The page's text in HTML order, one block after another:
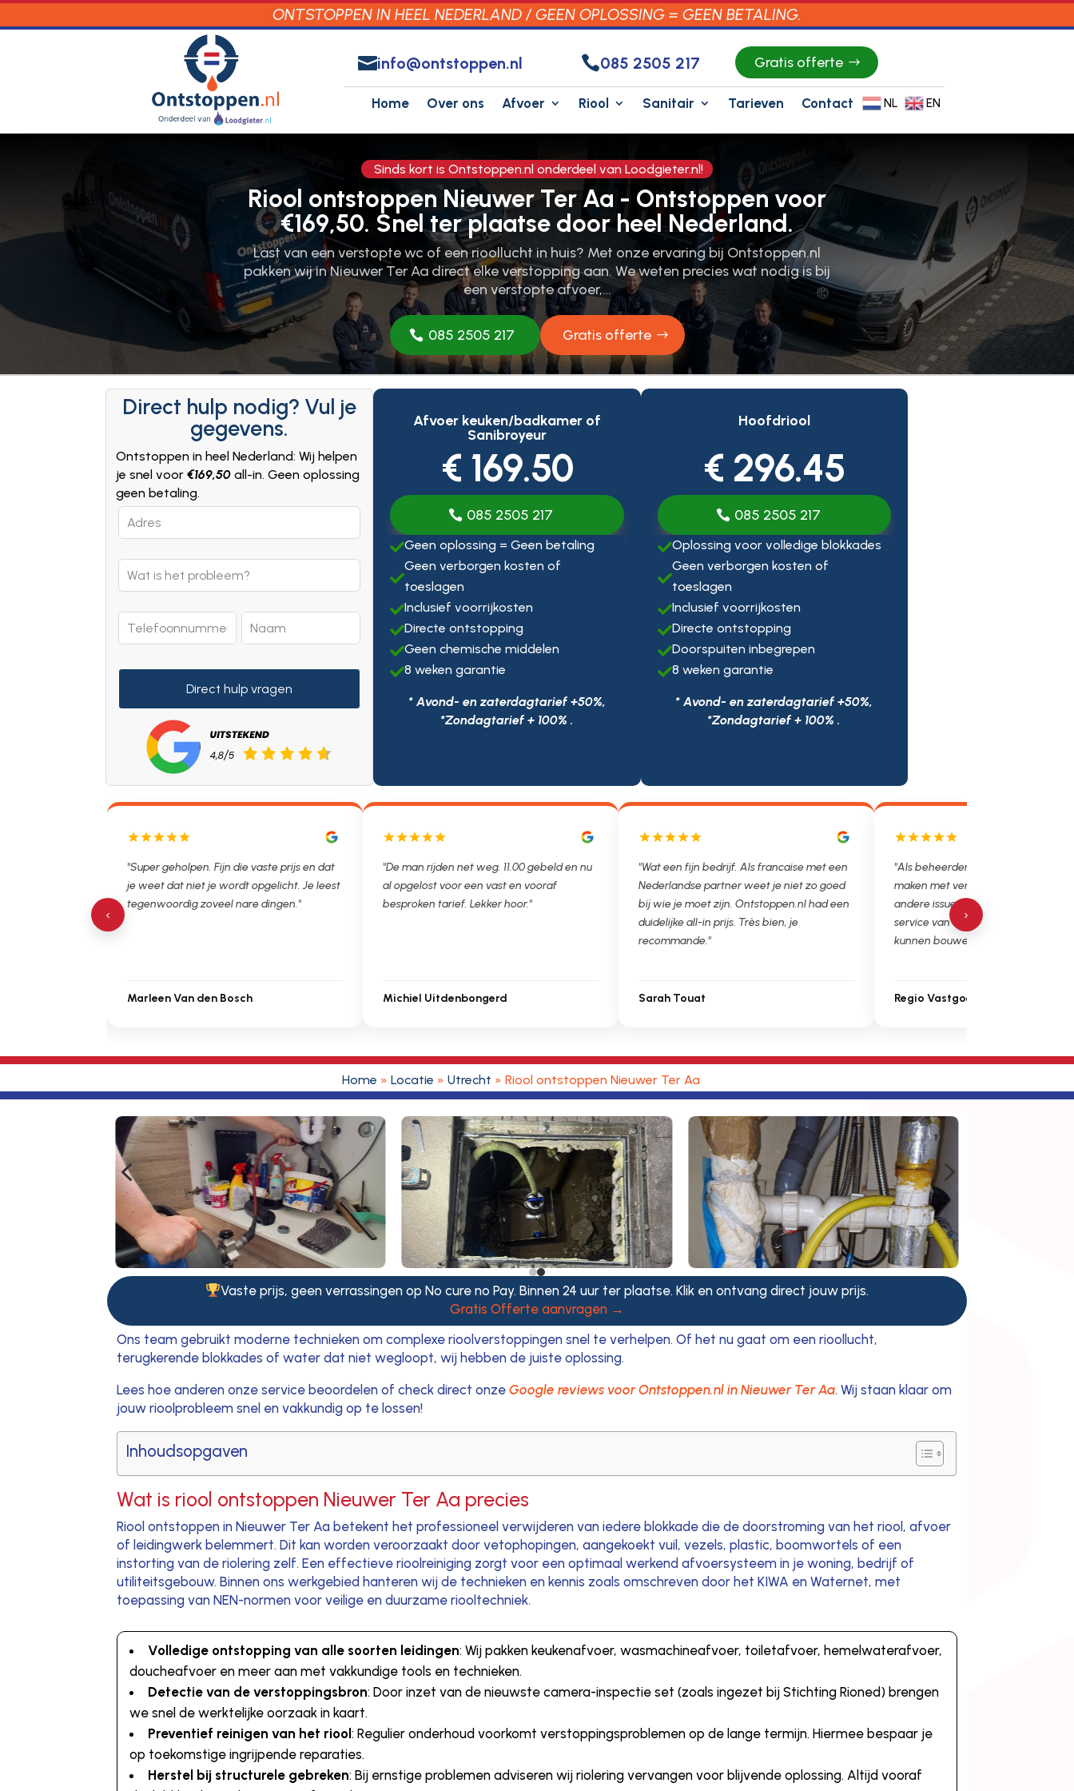
ONTSTOPPEN IN HEEL NEDERLAND / GEEN OPLOSSING = GEEN BETALING.
info@ontstoppen.nl 085 2505 217 Gratis offerte
Home Over ons Afvoer Riool Sanitair Tarieven Contact NL EN
Sinds kort is Ontstoppen.nl onderdeel van Loodgieter.nl!
Riool ontstoppen Nieuwer Ter Aa - Ontstoppen voor
€169,50. Snel ter plaatse door heel Nederland.
Last van een verstopte wc of een rioollucht in huis? Met onze ervaring bij Ontstoppen.​nl
pakken wij in Nieuwer Ter Aa direct elke verstopping aan.​ We weten precies wat nodig is bij
een verstopte afvoer,…
085 2505 217 Gratis offerte
Direct hulp nodig? Vul je
gegevens.
Ontstoppen in heel Nederland: Wij helpen
je snel voor €169,50 all-in. Geen oplossing
geen betaling.
Leave
this
blank
Direct hulp vragen
Afvoer keuken/badkamer of
Sanibroyeur
€ 169.50
085 2505 217
Geen oplossing = Geen betaling

Geen verborgen kosten of
toeslagen
Inclusief voorrijkosten
Directe ontstopping
Geen chemische middelen
8 weken garantie
* Avond- en zaterdagtarief +50%,
*Zondagtarief + 100% .
Hoofdriool
€ 296.45
085 2505 217
Oplossing voor volledige blokkades

Geen verborgen kosten of
toeslagen
Inclusief voorrijkosten
Directe ontstopping
Doorspuiten inbegrepen
8 weken garantie
* Avond- en zaterdagtarief +50%,
*Zondagtarief + 100% .
"Super geholpen. Fijn die vaste prijs en dat
je weet dat niet je wordt opgelicht. Je leest
tegenwoordig zoveel nare dingen."
Marleen Van den Bosch
"De man rijden net weg. 11.00 gebeld en nu
al opgelost voor een vast en vooraf
besproken tarief. Lekker hoor."
Michiel Uitdenbongerd
"Wat een fijn bedrijf. Als francaise met een
Nederlandse partner weet je niet zo goed
bij wie je moet zijn. Ontstoppen.nl had een
duidelijke all-in prijs. Très bien, je
recommande."
Sarah Touat
"Als beheerder hebben we helaas
maken met verstoppingen,
andere issues. Het is super fijn dat
service van Ontstoppen.nl en
kunnen bouwen. Ga zo door!"
Regio Vastgoedbeheer
‹ ›
Home » Locatie » Utrecht » Riool ontstoppen Nieuwer Ter Aa
4 5
Vaste prijs, geen verrassingen op No cure no Pay. Binnen 24 uur ter plaatse. Klik en ontvang direct jouw prijs.
Gratis Offerte aanvragen →
Ons team gebruikt moderne technieken om complexe rioolverstoppingen snel te verhelpen. Of het nu gaat om een rioollucht,
terugkerende blokkades of water dat niet wegloopt, wij hebben de juiste oplossing.
Lees hoe anderen onze service beoordelen of check direct onzeGoogle reviews voor Ontstoppen.nl in Nieuwer Ter Aa. Wij staan klaar om
jouw rioolprobleem snel en vakkundig op te lossen!
Inhoudsopgaven
Wat is riool ontstoppen Nieuwer Ter Aa precies
Riool ontstoppen in Nieuwer Ter Aa betekent het professioneel verwijderen van iedere blokkade die de doorstroming van het riool, afvoer
of leidingwerk belemmert. Dit kan worden veroorzaakt door vetophopingen, aangekoekt vuil, vezels, plastic, boomwortels of een
instorting van de riolering zelf. Een effectieve rioolreiniging zorgt voor een optimaal werkend afvoersysteem in je woning, bedrijf of
utiliteitsgebouw. Binnen ons werkgebied hanteren wij de technieken en kennis zoals omschreven door het KIWA en Waternet, met
toepassing van NEN-normen voor veilige en duurzame riooltechniek.
Volledige ontstopping van alle soorten leidingen: Wij pakken keukenafvoer, wasmachineafvoer, toiletafvoer, hemelwaterafvoer,
doucheafvoer en meer aan met vakkundige tools en technieken.
Detectie van de verstoppingsbron: Door inzet van de nieuwste camera-inspectie set (zoals ingezet bij Stichting Rioned) brengen
we snel de werktelijke oorzaak in kaart.
Preventief reinigen van het riool: Regulier onderhoud voorkomt verstoppingsproblemen op de lange termijn. Hiermee bespaar je
op toekomstige ingrijpende reparaties.
Herstel bij structurele gebreken: Bij ernstige problemen adviseren wij riolering vervangen voor blijvende oplossing. Altijd vooraf